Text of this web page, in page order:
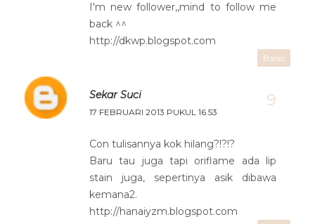
I'm new follower,,mind to follow me
back ^^
http://dkwp.blogspot.com
Balas
Sekar Suci
17 FEBRUARI 2013 PUKUL 16.53
Con tulisannya kok hilang?!?!?
Baru tau juga tapi oriflame ada lip
stain juga, sepertinya asik dibawa
kemana2.
http://hanaiyzm.blogspot.com